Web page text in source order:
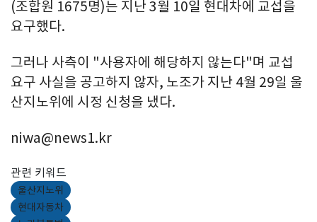
(조합원 1675명)는 지난 3월 10일 현대차에 교섭을
요구했다.
그러나 사측이 "사용자에 해당하지 않는다"며 교섭
요구 사실을 공고하지 않자, 노조가 지난 4월 29일 울
산지노위에 시정 신청을 냈다.
niwa@news1.kr
관련 키워드
울산지노위
현대자동차